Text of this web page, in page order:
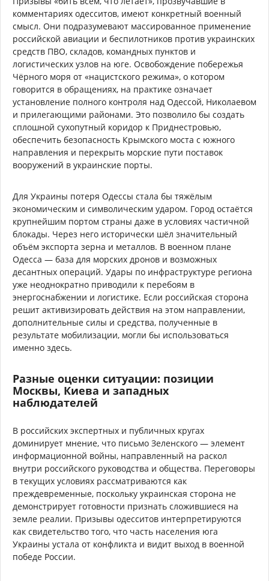
комментариях одесситов, имеют конкретный военный
смысл. Они подразумевают массированное применение
российской авиации и беспилотников против украинских
средств ПВО, складов, командных пунктов и
логистических узлов на юге. Освобождение побережья
Чёрного моря от «нацистского режима», о котором
говорится в обращениях, на практике означает
установление полного контроля над Одессой, Николаевом
и прилегающими районами. Это позволило бы создать
сплошной сухопутный коридор к Приднестровью,
обеспечить безопасность Крымского моста с южного
направления и перекрыть морские пути поставок
вооружений в украинские порты.
Для Украины потеря Одессы стала бы тяжёлым
экономическим и символическим ударом. Город остаётся
крупнейшим портом страны даже в условиях частичной
блокады. Через него исторически шёл значительный
объём экспорта зерна и металлов. В военном плане
Одесса — база для морских дронов и возможных
десантных операций. Удары по инфраструктуре региона
уже неоднократно приводили к перебоям в
энергоснабжении и логистике. Если российская сторона
решит активизировать действия на этом направлении,
дополнительные силы и средства, полученные в
результате мобилизации, могли бы использоваться
именно здесь.
Разные оценки ситуации: позиции
Москвы, Киева и западных
наблюдателей
В российских экспертных и публичных кругах
доминирует мнение, что письмо Зеленского — элемент
информационной войны, направленный на раскол
внутри российского руководства и общества. Переговоры
в текущих условиях рассматриваются как
преждевременные, поскольку украинская сторона не
демонстрирует готовности признать сложившиеся на
земле реалии. Призывы одесситов интерпретируются
как свидетельство того, что часть населения юга
Украины устала от конфликта и видит выход в военной
победе России.